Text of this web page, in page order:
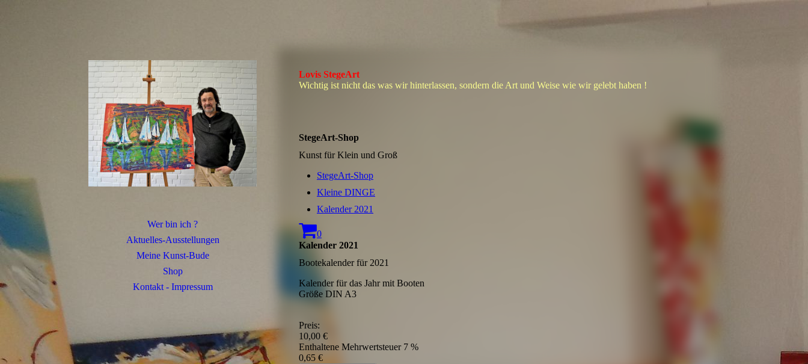
Wer bin ich ?
Aktuelles-Ausstellungen
Meine Kunst-Bude
Shop
Kontakt - Impressum
Lovis StegeArt
Wichtig ist nicht das was wir hinterlassen, sondern die Art und Weise wie wir gelebt haben !
StegeArt-Shop
Kunst für Klein und Groß
StegeArt-Shop
Kleine DINGE
Kalender 2021
0
Kalender 2021
Bootekalender für 2021
Kalender für das Jahr mit Booten
Größe DIN A3
Preis:
10,00 €
Enthaltene Mehrwertsteuer 7 %
0,65 €